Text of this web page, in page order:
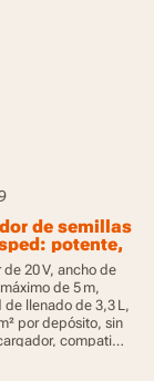
de semillas
potente,
ligero y
de 20 V, ancho de
de 5 m,
llenado de 3,3 L,
por depósito, sin
compatible